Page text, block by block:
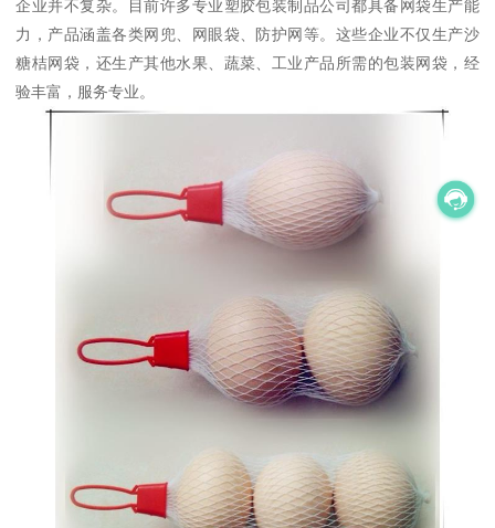
企业并不复杂。目前许多专业塑胶包装制品公司都具备网袋生产能
力，产品涵盖各类网兜、网眼袋、防护网等。这些企业不仅生产沙
糖桔网袋，还生产其他水果、蔬菜、工业产品所需的包装网袋，经
验丰富，服务专业。